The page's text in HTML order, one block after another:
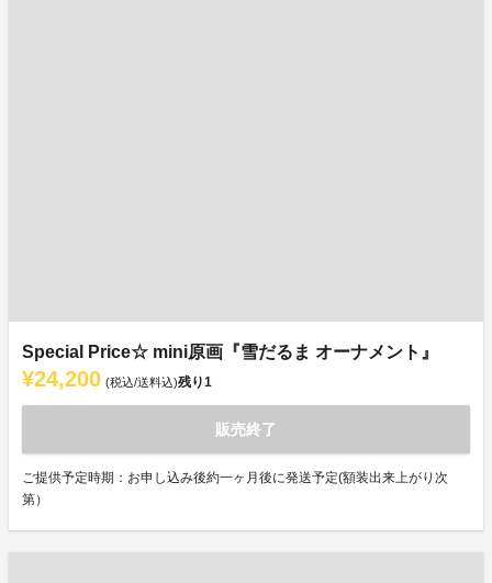
Special Price☆ mini原画『雪だるま オーナメント』
¥24,200 (税込/送料込)残り1
販売終了
ご提供予定時期：お申し込み後約一ヶ月後に発送予定(額装出来上がり次
第）